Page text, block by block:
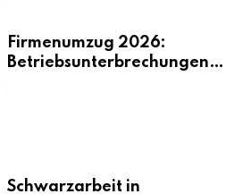
Firmenumzug 2026:
Betriebsunterbrechungen
Schwarzarbeit in